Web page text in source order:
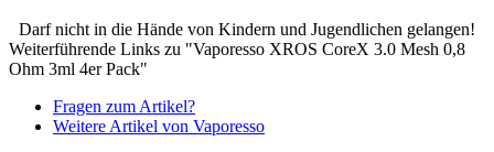
Darf nicht in die Hände von Kindern und Jugendlichen gelangen!
Weiterführende Links zu "Vaporesso XROS CoreX 3.0 Mesh 0,8
Ohm 3ml 4er Pack"
Fragen zum Artikel?
Weitere Artikel von Vaporesso